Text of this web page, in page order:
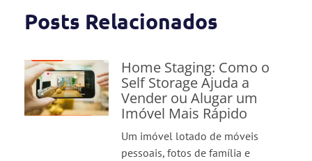
Posts Relacionados
Home Staging: Como o
Self Storage Ajuda a
Vender ou Alugar um
Imóvel Mais Rápido
Um imóvel lotado de móveis
pessoais, fotos de família e